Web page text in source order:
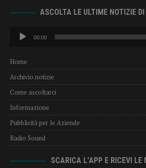
ASCOLTA LE ULTIME NOTIZIE
Audio
Player
00:00
Home
Archivio notizie
Come ascoltarci
Informazione
Pubblicità per le Aziende
Radio Sound
SCARICA L’APP E RICEVI LE